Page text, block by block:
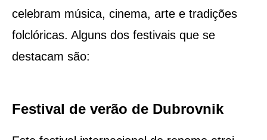
celebram música, cinema, arte e tradições
folclóricas. Alguns dos festivais que se
destacam são:
Festival de verão de Dubrovnik